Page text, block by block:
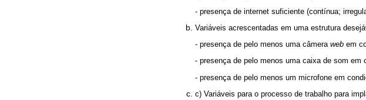
- presença de internet suficiente (contínua;
Variáveis acrescentadas em uma estrutura
- presença de pelo menos uma câmera web em
- presença de pelo menos uma caixa de som em
- presença de pelo menos um microfone em
c) Variáveis para o processo de trabalho para